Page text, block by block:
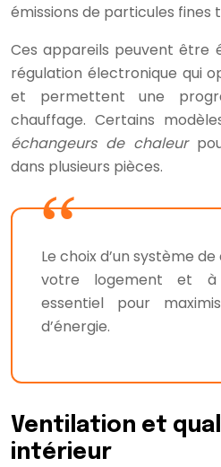
émissions de particules fines
Ces appareils peuvent être
régulation électronique qui
et permettent une
chauffage. Certains
échangeurs de chaleur
dans plusieurs pièces.
Le choix d’un système
votre logement et à
essentiel pour
d’énergie.
Ventilation et
intérieur